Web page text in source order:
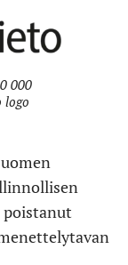
000
logo
poistanut